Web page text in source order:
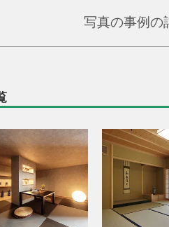
写真の事例の